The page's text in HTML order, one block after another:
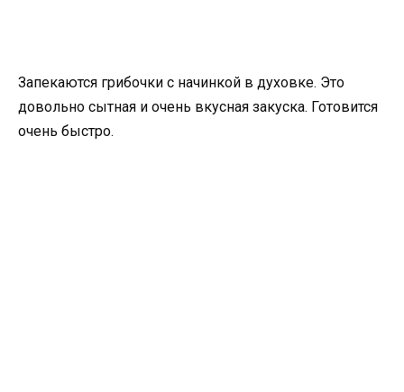
Запекаются грибочки с начинкой в духовке. Это
довольно сытная и очень вкусная закуска. Готовится
очень быстро.